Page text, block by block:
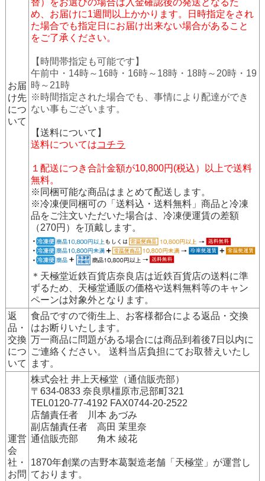
お届
け先
につ
いて
替）をお選びの場合は入金確認後の発送となるた
め、お届けに1週間以上かかります。日時指定をされ
た場合でも指定日にお届け出来ない場合があること
をご了承ください。
【時間帯指定も可能です】
午前中・14時～16時・16時～18時・18時～20時・19
時～21時
※時間指定された場合でも、事情により配達ができ
ない事もございます。
【送料について】
送料についてはコチラ
１配送につき合計金額が10,800円(税込）以上で送料
無料。
※同梱可能な商品はまとめて配送します。
※冷凍便同梱可の「送料込・送料無料」商品と冷凍
品をご注文いただいた場合は、冷凍便運賃の差額
（270円）を頂戴します。
＊天極堂近鉄百貨店奈良店は近鉄百貨店の送料に準
ずるため、天極堂通販の価格や送料無料等のキャン
ペーンは対象外となります。
返
品・
交換
につ
いて
食品ですので衛生上、お客様都合による返品・交換
はお断りいたします。
万一商品に問題がある場合には商品到着後7日以内に
ご連絡ください。 送料当店負担にてお取替えいたし
ます。
運営
会
社・
お問
株式会社 井上天極堂（通信販売部）
〒634-0833 奈良県橿原市忌部町321
TEL0120-77-4192 FAX0744-20-2522
店舗責任者 川本 あづみ
副店舗責任者 高田 茉里奈
通信販売部 角木 綾花
1870年創業の吉野本葛製造老舗「天極堂」が運営し
ております。